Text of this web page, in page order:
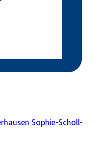
Sophie-Scholl-